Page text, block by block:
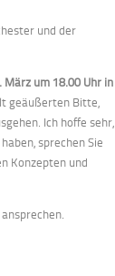
und der
um 18.00 Uhr in
geäußerten Bitte,
Ich hoffe sehr,
sprechen Sie
Konzepten und